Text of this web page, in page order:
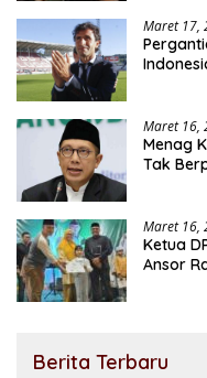
Maret 17,
Maret 16,
Menag
Tak
Maret 16,
Ketua
Ansor
Berita Terbaru